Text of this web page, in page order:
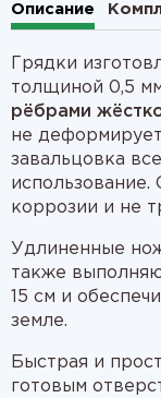
Описание
Грядки
толщиной 0,5
рёбрами
не
завальцовка
использование.
коррозии и не
Удлиненные
также
15 см и
земле.
Быстрая и
готовым